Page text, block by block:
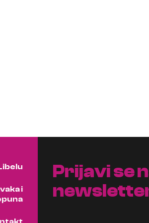
i
Prijavi se